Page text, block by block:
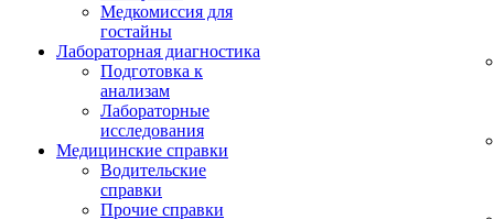
Медкомиссия для
гостайны
Лабораторная диагностика
Подготовка к
анализам
Лабораторные
исследования
Медицинские справки
Водительские
справки
Прочие справки